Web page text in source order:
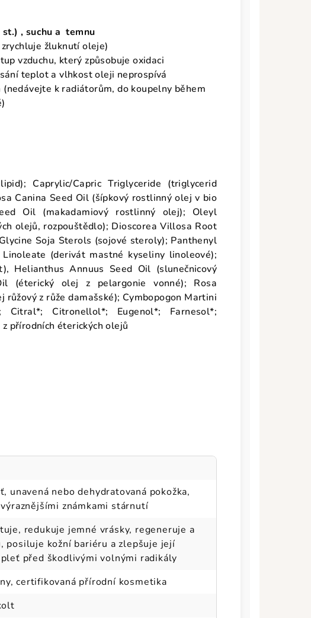
, suchu a temnu
žluknutí oleje)
vzduchu, který způsobuje oxidaci
teplot a vlhkost oleji neprospívá
(nedávejte k radiátorům, do koupelny během
Caprylic/Capric Triglyceride (triglycerid
Canina Seed Oil (šípkový rostlinný olej v bio
Oil (makadamiový rostlinný olej); Oleyl
olejů, rozpouštědlo); Dioscorea Villosa Root
Soja Sterols (sojové steroly); Panthenyl
(derivát mastné kyseliny linoleové);
Helianthus Annuus Seed Oil (slunečnicový
(éterický olej z pelargonie vonné); Rosa
z růže damašské); Cymbopogon Martini
Citral*; Citronellol*; Eugenol*; Farnesol*;
přírodních éterických olejů
unavená nebo dehydratovaná pokožka,
známkami stárnutí
redukuje jemné vrásky, regeneruje a
posiluje kožní bariéru a zlepšuje její
před škodlivými volnými radikály
certifikovaná přírodní kosmetika